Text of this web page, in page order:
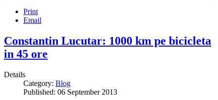
Print
Email
Constantin Lucutar: 1000 km pe bicicleta
in 45 ore
Details
Category: Blog
Published: 06 September 2013